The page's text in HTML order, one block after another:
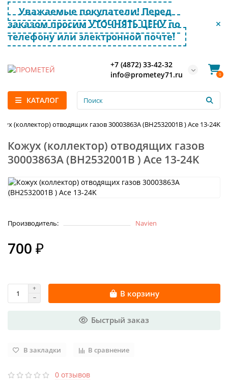
Уважаемые покупатели! Перед
заказом просим УТОЧНЯТЬ ЦЕНУ по
телефону или электронной почте!
+7 (4872) 33-42-32
info@prometey71.ru
0
КАТАЛОГ
(коллектор) отводящих газов 30003863А (BH2532001B ) Ace 13-24K
Кожух (коллектор) отводящих газов
30003863А (BH2532001B ) Ace 13-24K
Производитель: Navien
700 ₽
В корзину
Быстрый заказ
В закладки В сравнение
0 отзывов